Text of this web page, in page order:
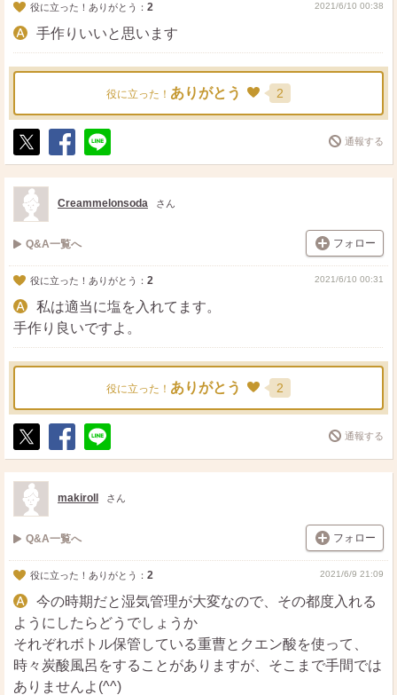
役に立った！ありがとう： 2 2021/6/10 00:38
手作りいいと思います
役に立った！ ありがとう 2
ポ
ス
ト
シ
ェ
送
る
通報する
Creammelonsoda さん
Q&A一覧へ フォロー
役に立った！ありがとう： 2 2021/6/10 00:31
私は適当に塩を入れてます。
手作り良いですよ。
役に立った！ ありがとう 2
ポ
ス
ト
シ
ェ
送
る
通報する
makiroll さん
Q&A一覧へ フォロー
役に立った！ありがとう： 2 2021/6/9 21:09
今の時期だと湿気管理が大変なので、その都度入れる
ようにしたらどうでしょうか
それぞれボトル保管している重曹とクエン酸を使って、
時々炭酸風呂をすることがありますが、そこまで手間では
ありませんよ(^^)